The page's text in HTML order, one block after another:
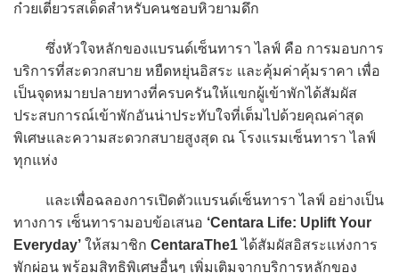
ก๋วยเตี๋ยวรสเด็ดสำหรับคนชอบหิวยามดึก
ซึ่งหัวใจหลักของแบรนด์เซ็นทารา ไลฟ์ คือ การมอบการ
บริการที่สะดวกสบาย หยืดหยุ่นอิสระ และคุ้มค่าคุ้มราคา เพื่อ
เป็นจุดหมายปลายทางที่ครบครันให้แขกผู้เข้าพักได้สัมผัส
ประสบการณ์เข้าพักอันน่าประทับใจที่เต็มไปด้วยคุณค่าสุด
พิเศษและความสะดวกสบายสูงสุด ณ โรงแรมเซ็นทารา ไลฟ์
ทุกแห่ง
และเพื่อฉลองการเปิดตัวแบรนด์เซ็นทารา ไลฟ์ อย่างเป็น
ทางการ เซ็นทารามอบข้อเสนอ ‘Centara Life: Uplift Your
Everyday’ ให้สมาชิก CentaraThe1ได้สัมผัสอิสระแห่งการ
พักผ่อน พร้อมสิทธิพิเศษอื่นๆ เพิ่มเติมจากบริการหลักของ